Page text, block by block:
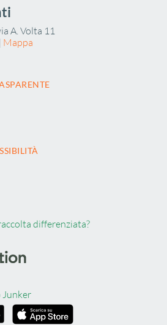
A. Volta 11
Mappa
differenziata?
Junker